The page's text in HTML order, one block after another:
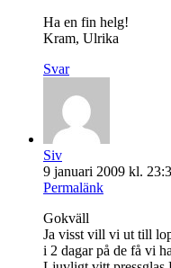
Ha en fin helg!
Kram, Ulrika
Svar
Siv
9 januari 2009 kl.
Permalänk
Gokväll
Ja visst vill vi ut till
i 2 dagar på de få vi